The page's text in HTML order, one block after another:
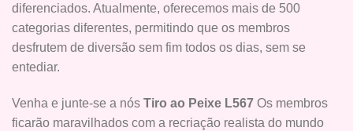
diferenciados. Atualmente, oferecemos mais de 500
categorias diferentes, permitindo que os membros
desfrutem de diversão sem fim todos os dias, sem se
entediar.
Venha e junte-se a nós Tiro ao Peixe L567 Os membros
ficarão maravilhados com a recriação realista do mundo